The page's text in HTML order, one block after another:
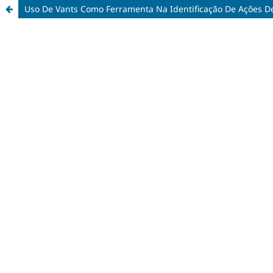
Uso De Vants Como Ferramenta Na Identificação De Ações